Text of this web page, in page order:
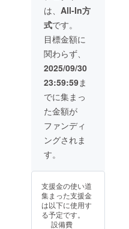
豆）＋
お礼状
名称：
BUDDY
COFFE
E 内容
量：
賞味期
限：
2026.5.
29 焙煎
度：中
煎り 挽
き目：
ヒー
と、未
来への
物語
を、ぜ
ひ一緒
に育て
てくだ
さい。
ご支援
金額リ
ターン
内容
10,000
円〜ベ
ラット
のコー
ヒー植
樹で
作っ
は、 All-In方
式です。
目標金額に
関わらず、
2025/09/30
23:59:59ま
でに集まっ
た金額が
ファンディ
ングされま
す。
支援金の使い道
集まった支援金
は以下に使用す
る予定です。
設備費